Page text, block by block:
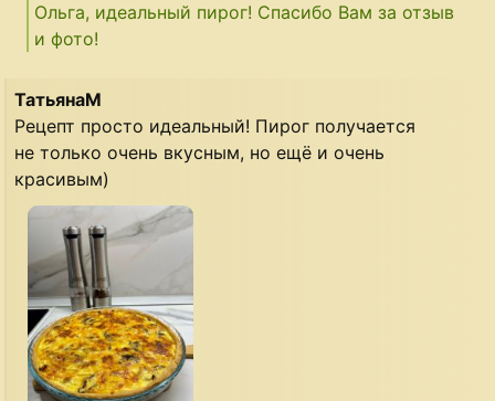
Ольга, идеальный пирог! Спасибо Вам за отзыв
и фото!
ТатьянаМ
Рецепт просто идеальный! Пирог получается
не только очень вкусным, но ещё и очень
красивым)